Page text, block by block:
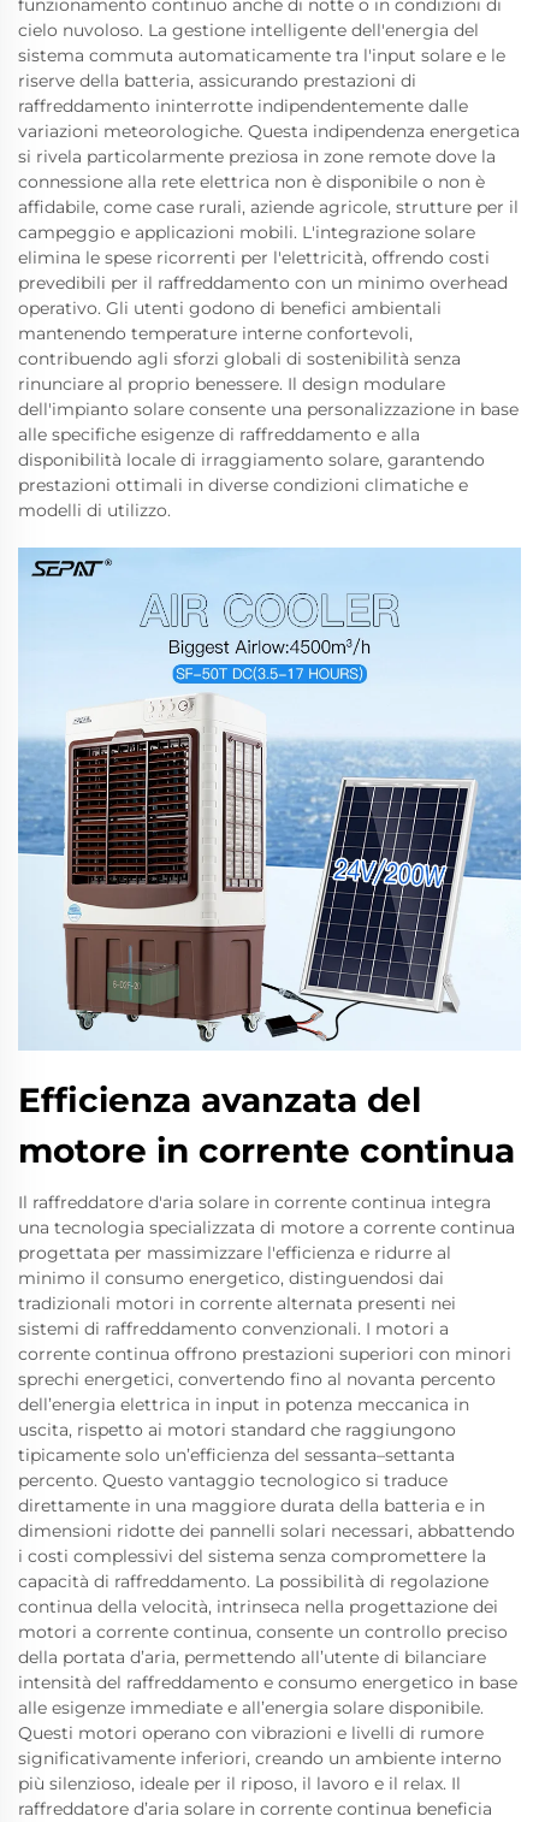
funzionamento continuo anche di notte o in condizioni di
cielo nuvoloso. La gestione intelligente dell'energia del
sistema commuta automaticamente tra l'input solare e le
riserve della batteria, assicurando prestazioni di
raffreddamento ininterrotte indipendentemente dalle
variazioni meteorologiche. Questa indipendenza energetica
si rivela particolarmente preziosa in zone remote dove la
connessione alla rete elettrica non è disponibile o non è
affidabile, come case rurali, aziende agricole, strutture per il
campeggio e applicazioni mobili. L'integrazione solare
elimina le spese ricorrenti per l'elettricità, offrendo costi
prevedibili per il raffreddamento con un minimo overhead
operativo. Gli utenti godono di benefici ambientali
mantenendo temperature interne confortevoli,
contribuendo agli sforzi globali di sostenibilità senza
rinunciare al proprio benessere. Il design modulare
dell'impianto solare consente una personalizzazione in base
alle specifiche esigenze di raffreddamento e alla
disponibilità locale di irraggiamento solare, garantendo
prestazioni ottimali in diverse condizioni climatiche e
modelli di utilizzo.
Efficienza avanzata del
motore in corrente continua
Il raffreddatore d'aria solare in corrente continua integra
una tecnologia specializzata di motore a corrente continua
progettata per massimizzare l'efficienza e ridurre al
minimo il consumo energetico, distinguendosi dai
tradizionali motori in corrente alternata presenti nei
sistemi di raffreddamento convenzionali. I motori a
corrente continua offrono prestazioni superiori con minori
sprechi energetici, convertendo fino al novanta percento
dell’energia elettrica in input in potenza meccanica in
uscita, rispetto ai motori standard che raggiungono
tipicamente solo un’efficienza del sessanta–settanta
percento. Questo vantaggio tecnologico si traduce
direttamente in una maggiore durata della batteria e in
dimensioni ridotte dei pannelli solari necessari, abbattendo
i costi complessivi del sistema senza compromettere la
capacità di raffreddamento. La possibilità di regolazione
continua della velocità, intrinseca nella progettazione dei
motori a corrente continua, consente un controllo preciso
della portata d’aria, permettendo all’utente di bilanciare
intensità del raffreddamento e consumo energetico in base
alle esigenze immediate e all’energia solare disponibile.
Questi motori operano con vibrazioni e livelli di rumore
significativamente inferiori, creando un ambiente interno
più silenzioso, ideale per il riposo, il lavoro e il relax. Il
raffreddatore d’aria solare in corrente continua beneficia